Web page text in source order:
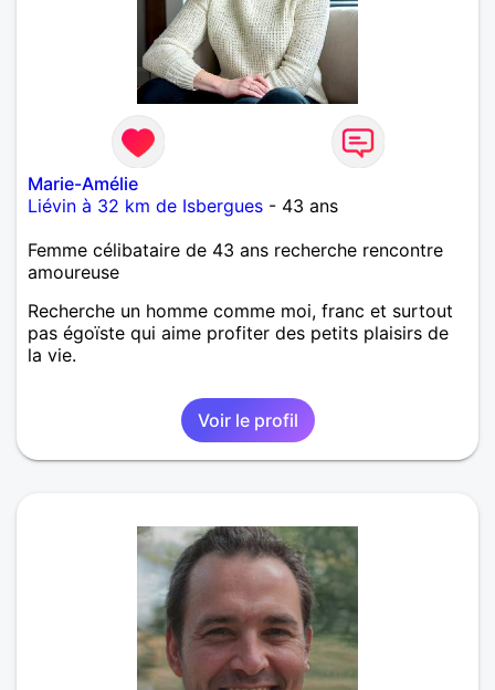
Marie-Amélie
Liévin à 32 km de Isbergues - 43 ans
Femme célibataire de 43 ans recherche rencontre
amoureuse
Recherche un homme comme moi, franc et surtout
pas égoïste qui aime profiter des petits plaisirs de
la vie.
Voir le profil